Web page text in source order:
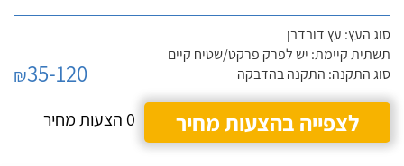
סוג העץ: עץ דובדבן
תשתית קיימת: יש לפרק פרקט/שטיח קיים
סוג התקנה: התקנה בהדבקה
₪35-120
לצפייה בהצעות מחיר
0 הצעות מחיר